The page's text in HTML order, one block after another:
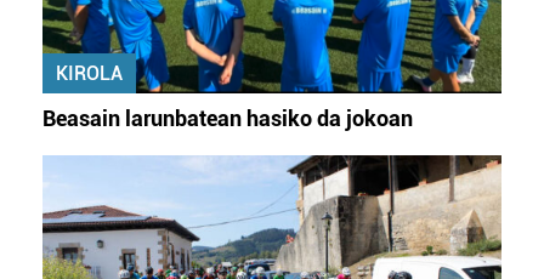
KIROLA
Beasain larunbatean hasiko da jokoan